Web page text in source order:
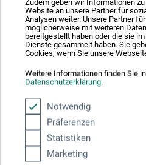
Zudem geben wir Informationen
Website an unsere Partner für
Analysen weiter. Unsere Partner
möglicherweise mit weiteren
bereitgestellt haben oder die sie
Dienste gesammelt haben. Sie
Cookies, wenn Sie unsere
Weitere Informationen finden Sie
Datenschutzerklärung.
Notwendig
Präferenzen
Statistiken
Marketing
tungmetaller og er desuden
Factis-vinyltrykblokken fås i
Her finder du producentens